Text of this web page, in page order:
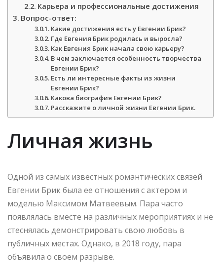
Карьера и профессиональные достижения
Вопрос-ответ:
Какие достижения есть у Евгении Брик?
Где Евгения Брик родилась и выросла?
Как Евгения Брик начала свою карьеру?
В чем заключается особенность творчества
Евгении Брик?
Есть ли интересные факты из жизни
Евгении Брик?
Какова биография Евгении Брик?
Расскажите о личной жизни Евгении Брик.
Личная жизнь
Одной из самых известных романтических связей
Евгении Брик была ее отношения с актером и
моделью Максимом Матвеевым. Пара часто
появлялась вместе на различных мероприятиях и не
стеснялась демонстрировать свою любовь в
публичных местах. Однако, в 2018 году, пара
объявила о своем разрыве.